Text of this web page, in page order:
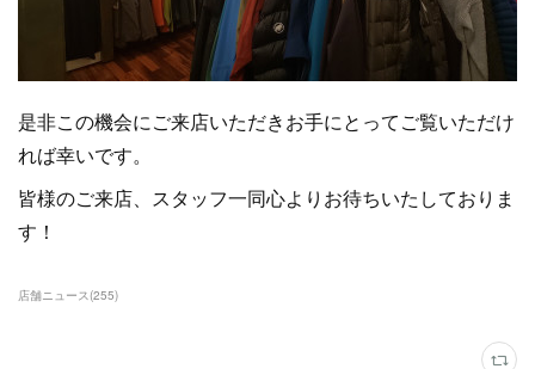
是非この機会にご来店いただきお手にとってご覧いただけ
れば幸いです。
皆様のご来店、スタッフ一同心よりお待ちいたしておりま
す！
店舗ニュース(255)